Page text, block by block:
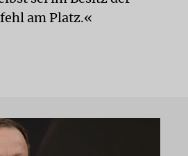
am Platz.«